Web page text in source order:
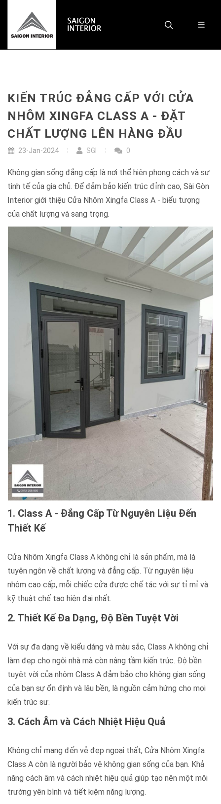
KIẾN TRÚC ĐẲNG CẤP VỚI CỬA
NHÔM XINGFA CLASS A - ĐẶT
CHẤT LƯỢNG LÊN HÀNG ĐẦU
23-Jan-2024 SGI 0
Không gian sống đẳng cấp là nơi thể hiện phong cách và sự
tinh tế của gia chủ. Để đảm bảo kiến trúc đỉnh cao, Sài Gòn
Interior giới thiệu Cửa Nhôm Xingfa Class A - biểu tượng
của chất lượng và sang trọng.
1. Class A - Đẳng Cấp Từ Nguyên Liệu Đến
Thiết Kế
Cửa Nhôm Xingfa Class A không chỉ là sản phẩm, mà là
tuyên ngôn về chất lượng và đẳng cấp. Từ nguyên liệu
nhôm cao cấp, mỗi chiếc cửa được chế tác với sự tỉ mỉ và
kỹ thuật chế tạo hiện đại nhất.
2. Thiết Kế Đa Dạng, Độ Bền Tuyệt Vời
Với sự đa dạng về kiểu dáng và màu sắc, Class A không chỉ
làm đẹp cho ngôi nhà mà còn nâng tầm kiến trúc. Độ bền
tuyệt vời của nhôm Class A đảm bảo cho không gian sống
của bạn sự ổn định và lâu bền, là nguồn cảm hứng cho mọi
kiến trúc sư.
3. Cách Âm và Cách Nhiệt Hiệu Quả
Không chỉ mang đến vẻ đẹp ngoại thất, Cửa Nhôm Xingfa
Class A còn là người bảo vệ không gian sống của bạn. Khả
năng cách âm và cách nhiệt hiệu quả giúp tạo nên một môi
trường yên bình và tiết kiệm năng lượng.